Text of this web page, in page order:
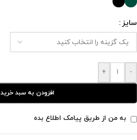
سایز
-
+
افزودن به سبد خرید
به من از طریق پیامک اطلاع بده